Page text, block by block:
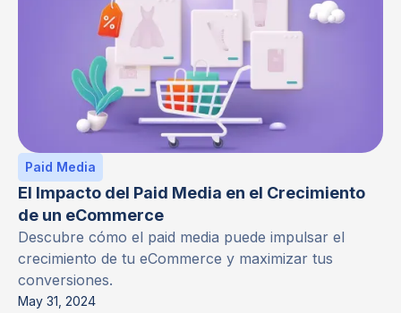
Paid Media
El Impacto del Paid Media en el Crecimiento
de un eCommerce
Descubre cómo el paid media puede impulsar el
crecimiento de tu eCommerce y maximizar tus
conversiones.
May 31, 2024